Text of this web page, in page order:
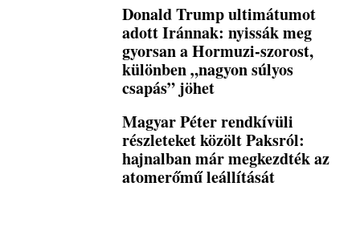
Donald Trump ultimátumot
adott Iránnak: nyissák meg
gyorsan a Hormuzi-szorost,
különben „nagyon súlyos
csapás” jöhet
Magyar Péter rendkívüli
részleteket közölt Paksról:
hajnalban már megkezdték az
atomerőmű leállítását